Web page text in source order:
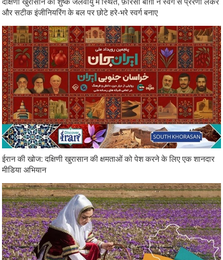
और सटीक इंजीनियरिंग के बल पर छोटे हरे-भरे स्वर्ग बनाए
ईरान की खोज: दक्षिणी खुरासान की क्षमताओं को पेश करने के लिए एक शानदार
मीडिया अभियान